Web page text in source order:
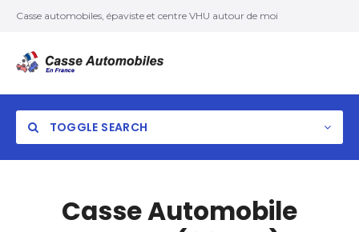
Casse automobiles, épaviste et centre VHU autour de moi
TOGGLE SEARCH
Casse Automobile